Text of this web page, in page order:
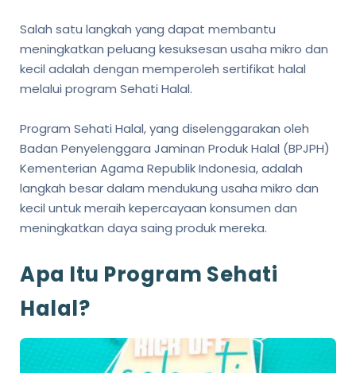
Salah satu langkah yang dapat membantu
meningkatkan peluang kesuksesan usaha mikro dan
kecil adalah dengan memperoleh sertifikat halal
melalui program Sehati Halal.
Program Sehati Halal, yang diselenggarakan oleh
Badan Penyelenggara Jaminan Produk Halal (BPJPH)
Kementerian Agama Republik Indonesia, adalah
langkah besar dalam mendukung usaha mikro dan
kecil untuk meraih kepercayaan konsumen dan
meningkatkan daya saing produk mereka.
Apa Itu Program Sehati
Halal?